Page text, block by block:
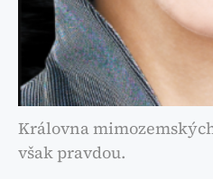
Královna
však pravdou.